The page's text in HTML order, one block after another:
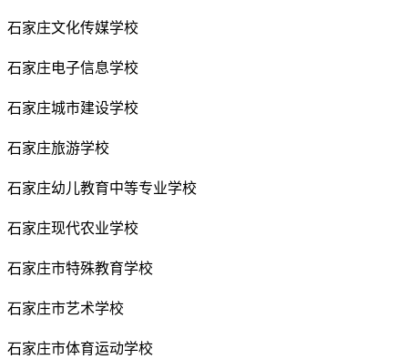
石家庄文化传媒学校
石家庄电子信息学校
石家庄城市建设学校
石家庄旅游学校
石家庄幼儿教育中等专业学校
石家庄现代农业学校
石家庄市特殊教育学校
石家庄市艺术学校
石家庄市体育运动学校